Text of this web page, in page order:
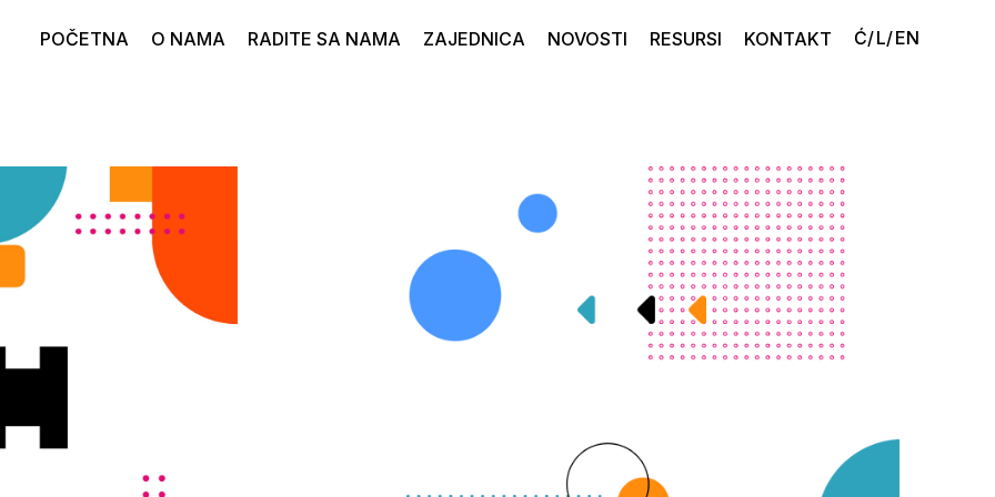
POČETNA O NAMA RADITE SA NAMA ZAJEDNICA NOVOSTI RESURSI KONTAKT